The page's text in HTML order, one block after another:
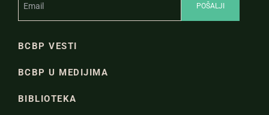
BCBP VESTI
BCBP U MEDIJIMA
BIBLIOTEKA